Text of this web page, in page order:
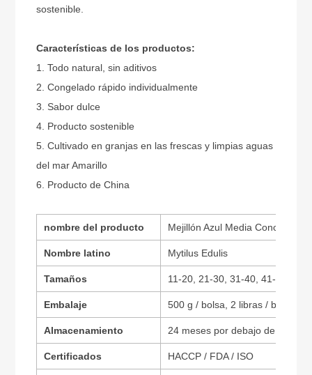
sostenible.
Características de los productos:
1. Todo natural, sin aditivos
2. Congelado rápido individualmente
3. Sabor dulce
4. Producto sostenible
5. Cultivado en granjas en las frescas y limpias aguas
del mar Amarillo
6. Producto de China
nombre del producto Mejillón Azul Media Concha
Nombre latino Mytilus Edulis
Tamaños 11-20, 21-30, 31-40, 41-50
Embalaje 500 g / bolsa, 2 libras / bolsa o
Almacenamiento 24 meses por debajo de -18
Certificados HACCP / FDA / ISO